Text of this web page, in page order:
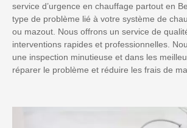
service d’urgence en chauffage partout en
type de problème lié à votre système de
ou mazout. Nous offrons un service de
interventions rapides et professionnelles.
une inspection minutieuse et dans les
réparer le problème et réduire les frais de